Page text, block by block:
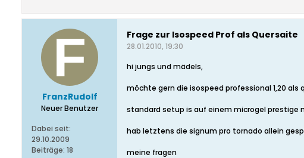
FranzRudolf
Neuer Benutzer
Dabei seit:
29.10.2009
Beiträge: 18
Frage zur Isospeed Prof als Quersaite
28.01.2010, 19:30
hi jungs und mädels,
möchte gern die isospeed professional 1,20 als
standard setup is auf einem microgel prestige
hab letztens die signum pro tornado allein
meine fragen